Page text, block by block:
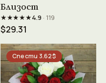
Близост
★★★★★4.9· 119
$29.31
Спести 3.62$